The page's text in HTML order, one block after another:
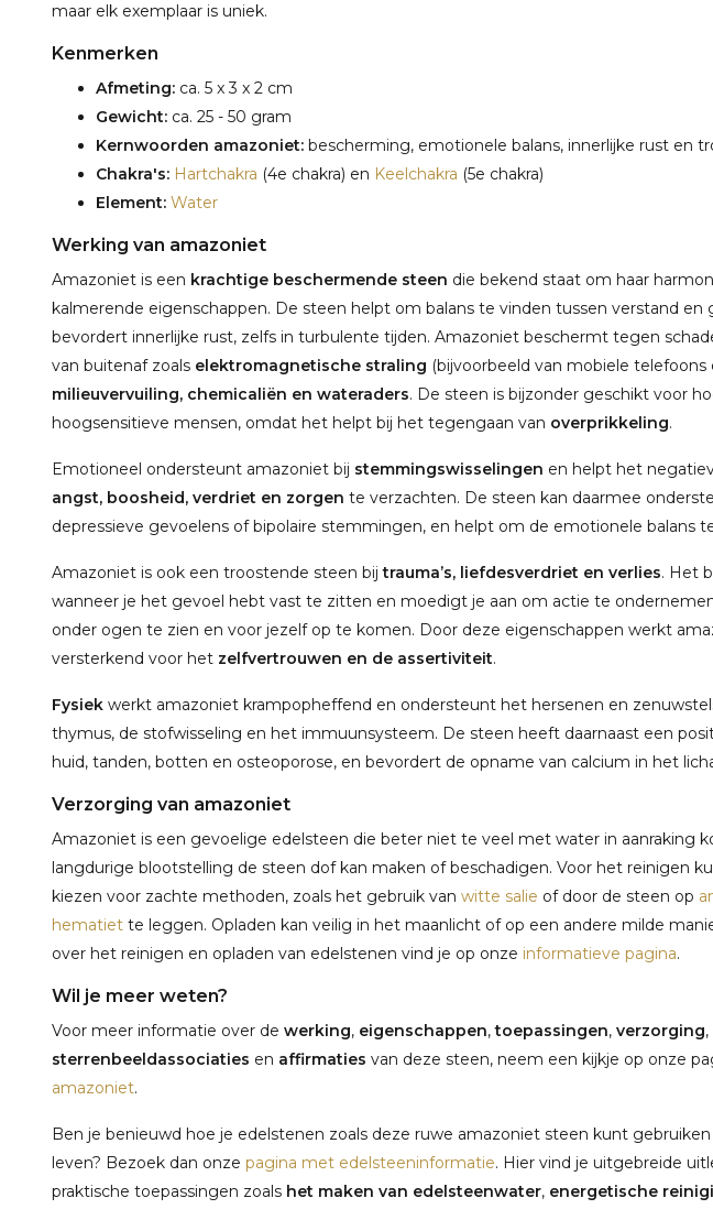
maar elk exemplaar is uniek.
Kenmerken
Afmeting: ca. 5 x 3 x 2 cm
Gewicht: ca. 25 - 50 gram
Kernwoorden amazoniet: bescherming, emotionele balans, innerlijke rust en
Chakra's: Hartchakra (4e chakra) en Keelchakra (5e chakra)
Element: Water
Werking van amazoniet
Amazoniet is een krachtige beschermende steen die bekend staat om haar
kalmerende eigenschappen. De steen helpt om balans te vinden tussen verstand en
bevordert innerlijke rust, zelfs in turbulente tijden. Amazoniet beschermt tegen
van buitenaf zoals elektromagnetische straling (bijvoorbeeld van mobiele telefoons
milieuvervuiling, chemicaliën en wateraders. De steen is bijzonder geschikt voor
hoogsensitieve mensen, omdat het helpt bij het tegengaan van overprikkeling.
Emotioneel ondersteunt amazoniet bij stemmingswisselingen en helpt het
angst, boosheid, verdriet en zorgen te verzachten. De steen kan daarmee
depressieve gevoelens of bipolaire stemmingen, en helpt om de emotionele balans
Amazoniet is ook een troostende steen bijtrauma’s, liefdesverdriet en verlies. Het
wanneer je het gevoel hebt vast te zitten en moedigt je aan om actie te
onder ogen te zien en voor jezelf op te komen. Door deze eigenschappen werkt
versterkend voor het zelfvertrouwen en de assertiviteit.
Fysiek werkt amazoniet krampopheffend en ondersteunt het hersenen en
thymus, de stofwisseling en het immuunsysteem. De steen heeft daarnaast een
huid, tanden, botten en osteoporose, en bevordert de opname van calcium in het
Verzorging van amazoniet
Amazoniet is een gevoelige edelsteen die beter niet te veel met water in aanraking
langdurige blootstelling de steen dof kan maken of beschadigen. Voor het reinigen
kiezen voor zachte methoden, zoals het gebruik van witte salie of door de steen op
hematiet te leggen. Opladen kan veilig in het maanlicht of op een andere milde
over het reinigen en opladen van edelstenen vind je op onze informatieve pagina.
Wil je meer weten?
Voor meer informatie over de werking, eigenschappen,toepassingen, verzorging,
sterrenbeeldassociaties en affirmaties van deze steen, neem een kijkje op onze
amazoniet.
Ben je benieuwd hoe je edelstenen zoals deze ruwe amazoniet steen kunt
leven? Bezoek dan onze pagina met edelsteeninformatie. Hier vind je uitgebreide
praktische toepassingen zoals het maken van edelsteenwater, energetische